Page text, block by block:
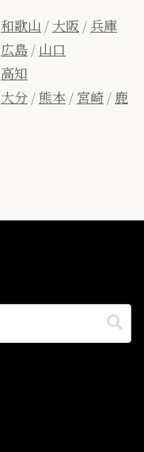
和歌山 / 大阪 / 兵庫
広島 / 山口
高知
大分 /熊本 / 宮崎 / 鹿